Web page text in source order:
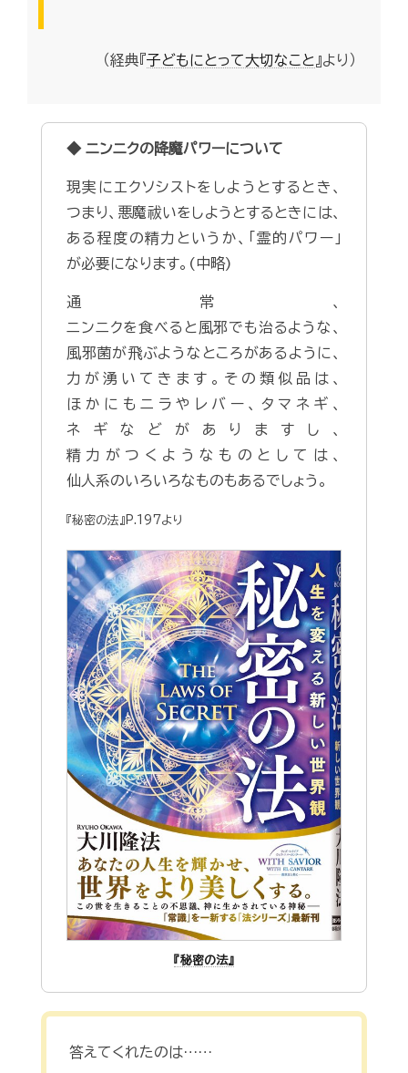
（経典『子どもにとって大切なこと』より）
◆ ニンニクの降魔パワーについて
現実にエクソシストをしようとするとき、
つまり、悪魔祓いをしようとするときには、
ある程度の精力というか、「霊的パワー」
が必要になります。(中略)
通常、
ニンニクを食べると風邪でも治るような、
風邪菌が飛ぶようなところがあるように、
力が湧いてきます。その類似品は、
ほかにもニラやレバー、タマネギ、
ネギなどがありますし、
精力がつくようなものとしては、
仙人系のいろいろなものもあるでしょう。
『秘密の法』P.197より
『秘密の法』
答えてくれたのは……